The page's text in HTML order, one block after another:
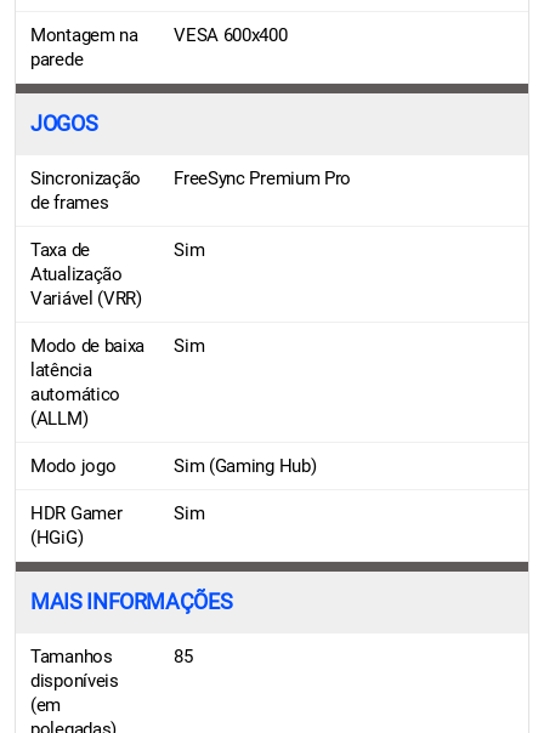
Montagem na
parede
VESA 600x400
JOGOS
Sincronização
de frames
FreeSync Premium Pro
Taxa de
Atualização
Variável (VRR)
Sim
Modo de baixa
latência
automático
(ALLM)
Sim
Modo jogo Sim (Gaming Hub)
HDR Gamer
(HGiG)
Sim
MAIS INFORMAÇÕES
Tamanhos
disponíveis
(em
85